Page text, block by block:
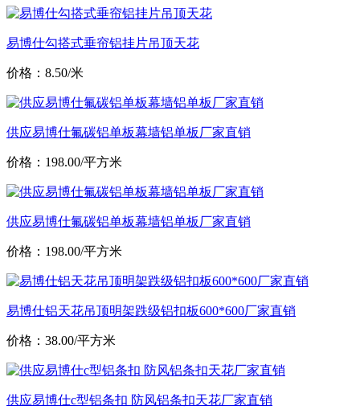
易博仕勾搭式垂帘铝挂片吊顶天花
价格：8.50/米
供应易博仕氟碳铝单板幕墙铝单板厂家直销
价格：198.00/平方米
供应易博仕氟碳铝单板幕墙铝单板厂家直销
价格：198.00/平方米
易博仕铝天花吊顶明架跌级铝扣板600*600厂家直销
价格：38.00/平方米
供应易博仕c型铝条扣 防风铝条扣天花厂家直销